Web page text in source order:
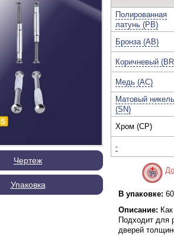
Чертеж
Упаковка
Полированная
латунь (PB)
Бронза (AB)
Коричневый
Медь (AC)
Матовый никель
(SN)
Хром (CP)
-
В упаковке:
Описание:
Подходит для
дверей